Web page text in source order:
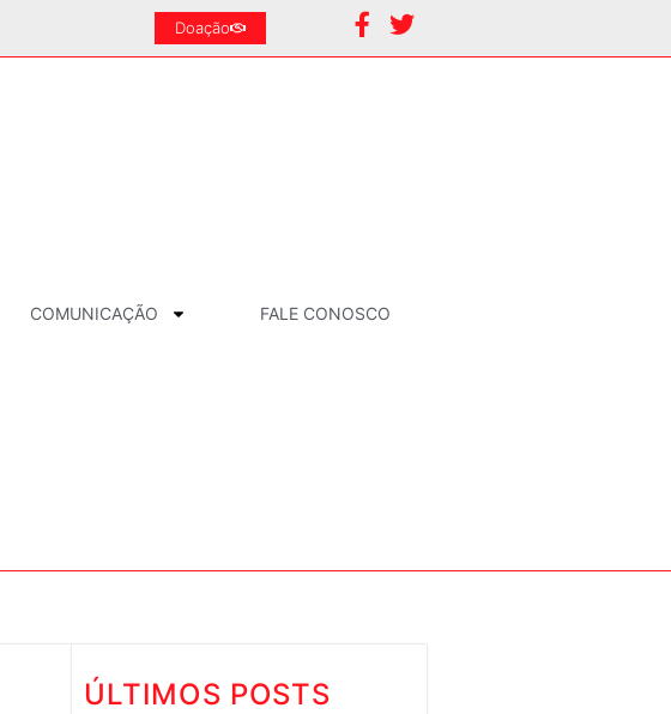
Doação
COMUNICAÇÃO FALE CONOSCO
ÚLTIMOS POSTS